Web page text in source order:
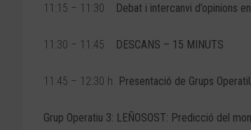
11:15 – 11:30 Debat i intercanvi d’opinions
11:30 – 11:45 DESCANS – 15 MINUTS
11:45 – 12:30 h. Presentació de Grups
Grup Operatiu 3: LEÑOSOST: Predicció del